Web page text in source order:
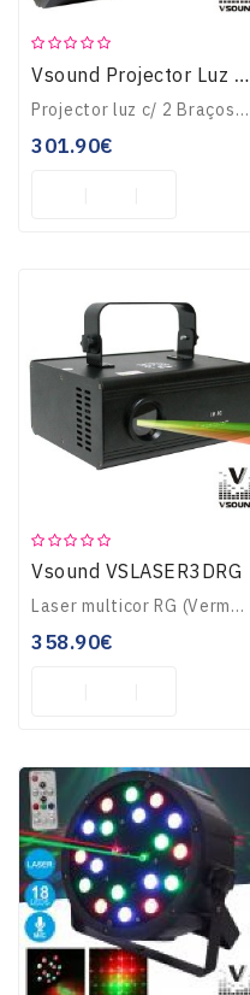
Vsound Projector Luz C/ 8 Leds 10W Cree Rgbw Dmx VSPROJ810RGBW
Projector luz c/ 2 Braços rotativos e 8 feixes luzLEDS: 8 LEDS CREE RGBW c/ 10W potênciaEstroboscópio dimável 0-100% c/ escurecimentoInclinação: 145º, programas..
301.90€
Vsound VSLASER3DRG
Laser multicor RG (Vermelho e Verde) 3DFornecido c/ suporte de instalação, Vermelho150mW @ 650nm, Verde 80mW @ 532nmProdução de efeitos 3D, Plug & PlayContr..
358.90€